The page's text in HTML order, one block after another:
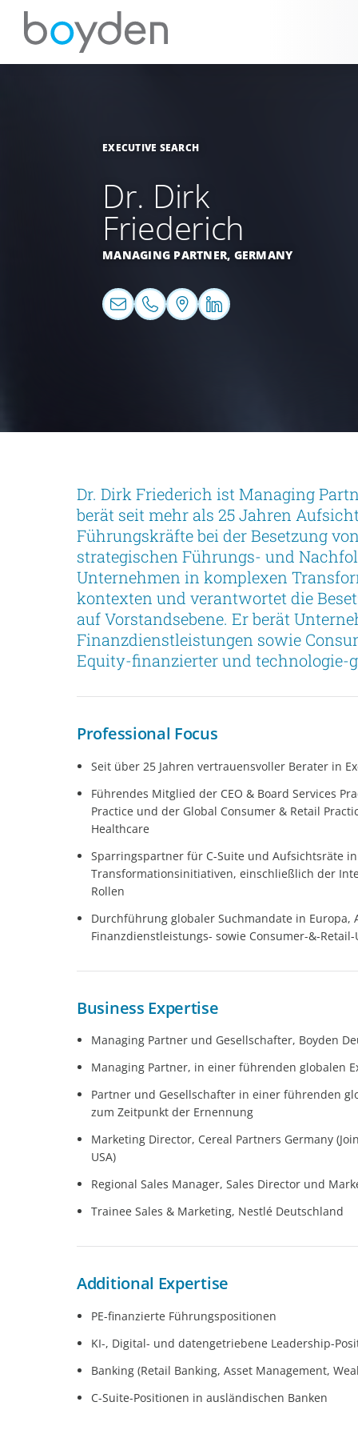
EXECUTIVE SEARCH
Dr. Dirk
Friederich
MANAGING PARTNER, GERMANY
Dr. Dirk Friederich ist Managing
berät seit mehr als 25 Jahren
Führungskräfte bei der Besetzung
strategischen Führungs- und
Unternehmen in komplexen
kontexten und verantwortet die
auf Vorstandsebene. Er berät
Finanzdienstleistungen sowie
Equity-finanzierter und technologie-
Professional Focus
Seit über 25 Jahren vertrauensvoller Berater in
Führendes Mitglied der CEO & Board Services
Practice und der Global Consumer & Retail
Healthcare
Sparringspartner für C-Suite und Aufsichtsräte
Transformationsinitiativen, einschließlich der
Rollen
Durchführung globaler Suchmandate in Europa,
Finanzdienstleistungs- sowie Consumer-&-
Business Expertise
Managing Partner und Gesellschafter, Boyden
Managing Partner, in einer führenden globalen
Partner und Gesellschafter in einer führenden
zum Zeitpunkt der Ernennung
Marketing Director, Cereal Partners Germany
USA)
Regional Sales Manager, Sales Director und
Trainee Sales & Marketing, Nestlé Deutschland
Additional Expertise
PE-finanzierte Führungspositionen
KI-, Digital- und datengetriebene Leadership-
Banking (Retail Banking, Asset Management,
C-Suite-Positionen in ausländischen Banken